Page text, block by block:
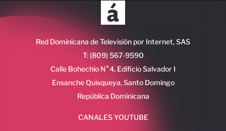
Red Dominicana de Televisión por Internet, SAS
T: (809) 567-9590
Calle Bohechio N°4, Edificio Salvador I
Ensanche Quisqueya, Santo Domingo
República Dominicana
CANALES YOUTUBE